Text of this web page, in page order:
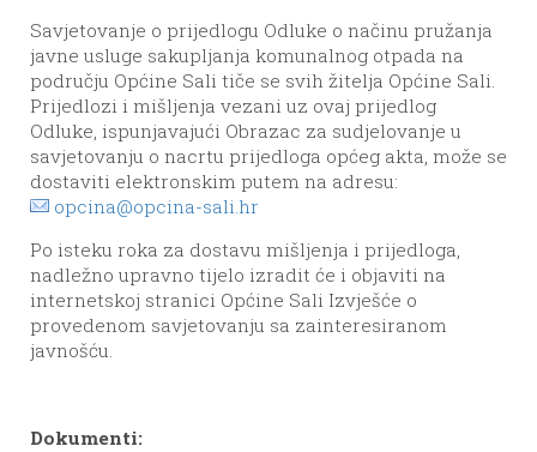
Savjetovanje o prijedlogu Odluke o načinu pružanja
javne usluge sakupljanja komunalnog otpada na
području Općine Sali tiče se svih žitelja Općine Sali.
Prijedlozi i mišljenja vezani uz ovaj prijedlog
Odluke, ispunjavajući Obrazac za sudjelovanje u
savjetovanju o nacrtu prijedloga općeg akta, može se
dostaviti elektronskim putem na adresu:
opcina@opcina-sali.hr
Po isteku roka za dostavu mišljenja i prijedloga,
nadležno upravno tijelo izradit će i objaviti na
internetskoj stranici Općine Sali Izvješće o
provedenom savjetovanju sa zainteresiranom
javnošću.
Dokumenti: